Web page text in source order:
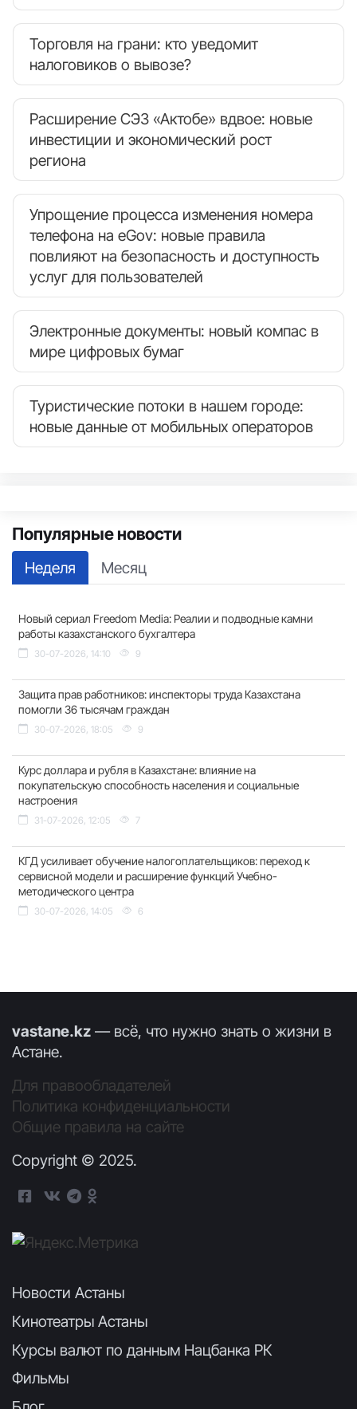
Торговля на грани: кто уведомит
налоговиков о вывозе?
Расширение СЭЗ «Актобе» вдвое: новые
инвестиции и экономический рост
региона
Упрощение процесса изменения номера
телефона на eGov: новые правила
повлияют на безопасность и доступность
услуг для пользователей
Электронные документы: новый компас в
мире цифровых бумаг
Туристические потоки в нашем городе:
новые данные от мобильных операторов
Популярные новости
Неделя Месяц
Новый сериал Freedom Media: Реалии и подводные камни
работы казахстанского бухгалтера
30-07-2026, 14:10 9
Защита прав работников: инспекторы труда Казахстана
помогли 36 тысячам граждан
30-07-2026, 18:05 9
Курс доллара и рубля в Казахстане: влияние на
покупательскую способность населения и социальные
настроения
31-07-2026, 12:05 7
КГД усиливает обучение налогоплательщиков: переход к
сервисной модели и расширение функций Учебно-
методического центра
30-07-2026, 14:05 6
vastane.kz — всё, что нужно знать о жизни в
Астане.
Для правообладателей
Политика конфиденциальности
Общие правила на сайте
Copyright © 2025.
Новости Астаны
Кинотеатры Астаны
Курсы валют по данным Нацбанка РК
Фильмы